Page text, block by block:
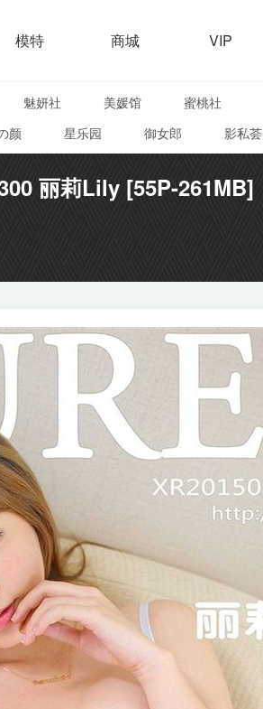
模特 商城 VIP
魅妍社 美媛馆 蜜桃社
颜 星乐园 御女郎 影私荟
丽莉Lily [55P-261MB]